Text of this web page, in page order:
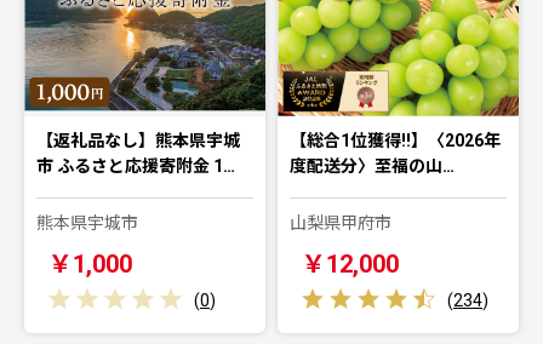
【返礼品なし】熊本県宇城
市 ふるさと応援寄附金 1…
熊本県宇城市
￥1,000
(0)
【総合1位獲得!!】〈2026年
度配送分〉至福の山…
山梨県甲府市
￥12,000
(234)